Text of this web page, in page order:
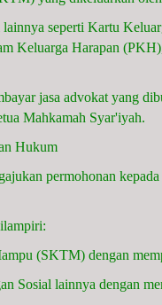
lainnya seperti Kartu
Keluarga Harapan
jasa advokat yang
Mahkamah Syar'iyah.
Hukum
permohonan
(SKTM) dengan
Sosial lainnya dengan